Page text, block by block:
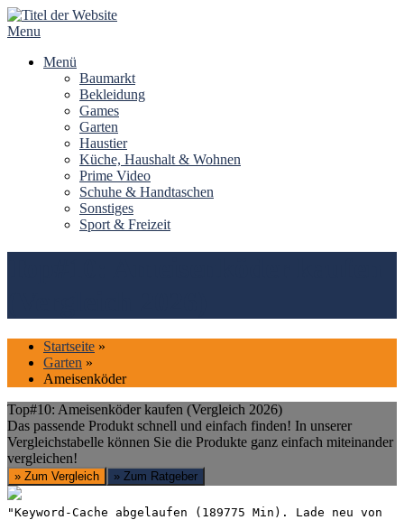
Skip
to
Menu
Menü
Baumarkt
Bekleidung
Games
Garten
Haustier
Küche, Haushalt & Wohnen
Prime Video
Schuhe & Handtaschen
Sonstiges
Sport & Freizeit
Startseite »
Garten »
Ameisenköder
Top#10: Ameisenköder kaufen (Vergleich 2026)
Das passende Produkt schnell und einfach finden! In unserer
Vergleichstabelle können Sie die Produkte ganz einfach miteinander
vergleichen!
» Zum Vergleich » Zum Ratgeber
"Keyword-Cache abgelaufen (189775 Min). Lade neu von